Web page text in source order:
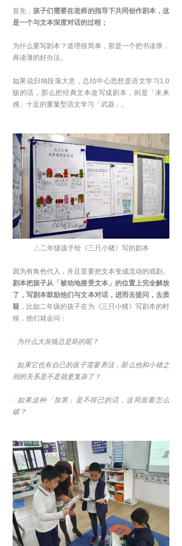
首先，孩子们需要在老师的指导下共同创作剧本，这
是一个与文本深度对话的过程；
为什么要写剧本？道理很简单，那是一个把书读厚，
再读薄的好办法。
如果说归纳段落大意，总结中心思想是语文学习1.0
版的话，那么把经典文本改写成剧本，则是「未来
感」十足的重量型语文学习「武器」。
△二年级孩子给《三只小猪》写的剧本
因为有角色代入，并且需要把文本变成流动的戏剧。
剧本把孩子从「被动地接受文本」的位置上完全解放
了，写剧本鼓励他们与文本对话，进而去提问，去质
疑 ，比如二年级的孩子在为《三只小猪》写剧本的时
候，他们就会问：
· 为什么大灰狼总是坏的呢？
· 如果它也有自己的孩子需要养活，那么他和小猪之
间的关系是不是就更复杂了？
· 如果这种「加害」是不得已的话，这局面要怎么
破？